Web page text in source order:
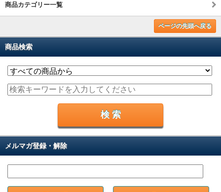
商品カテゴリー一覧
ページの先頭へ戻る
商品検索
メルマガ登録・解除